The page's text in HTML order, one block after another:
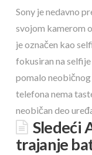
Sony je nedavno
svojom kamerom
je označen kao
fokusiran na
pomalo
telefona nema
neobičan deo
Sledeći
trajanje